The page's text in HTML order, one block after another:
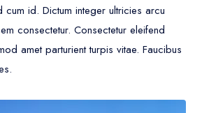
cum id. Dictum integer ultricies arcu
consectetur. Consectetur eleifend
amet parturient turpis vitae. Faucibus